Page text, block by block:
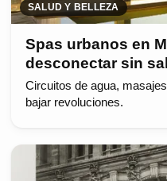
SALUD Y BELLEZA
Spas urbanos en
desconectar sin
Circuitos de agua,
bajar revoluciones.